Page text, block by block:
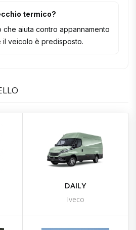
termico?
che aiuta contro appannamento
il veicolo è predisposto.
DAILY
Iveco